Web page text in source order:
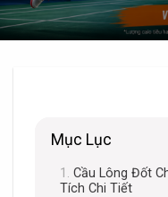
Mục Lục
Cầu Lông Đốt
Tích Chi Tiết